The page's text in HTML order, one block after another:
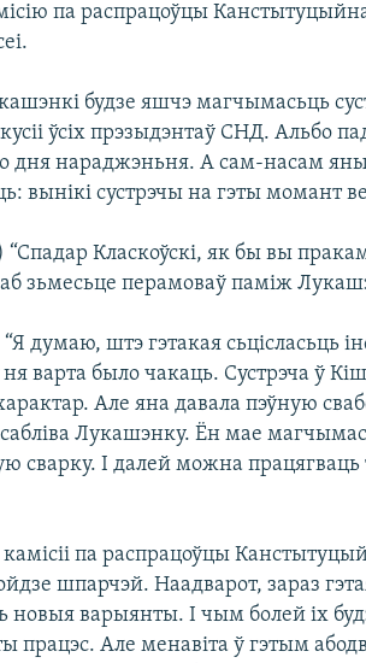
па распрацоўцы
будзе яшчэ магчымасьць
ўсіх прэзыдэнтаў СНД. Альбо
дня нараджэньня. А сам-насам
вынікі сустрэчы на гэты момант
“Спадар Класкоўскі, як бы вы
зьмесьце перамоваў паміж
“Я думаю, штэ гэтакая сьцісласьць
варта было чакаць. Сустрэча ў
Але яна давала пэўную
Лукашэнку. Ён мае
сварку. І далей можна працягваць
па распрацоўцы
шпарчэй. Наадварот, зараз
новыя варыянты. І чым болей іх
працэс. Але менавіта ў гэтым